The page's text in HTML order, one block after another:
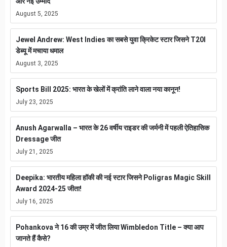
August 5, 2025
Jewel Andrew: West Indies का सबसे युवा क्रिकेट स्टार जिसने T20I
डेब्यू में मचाया धमाल
August 3, 2025
Sports Bill 2025: भारत के खेलों में क्रांति लाने वाला नया कानून!
July 23, 2025
Anush Agarwalla – भारत के 26 वर्षीय राइडर की जर्मनी में पहली ऐतिहासिक
Dressage जीत
July 21, 2025
Deepika: भारतीय महिला हॉकी की नई स्टार जिसने Poligras Magic Skill
Award 2024-25 जीता!
July 16, 2025
Pohankova ने 16 की उम्र में जीत लिया Wimbledon Title – क्या आप
जानते हैं कैसे?